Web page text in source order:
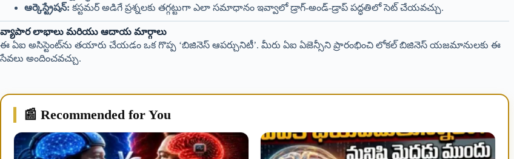
ఆర్కెస్ట్రేషన్: కస్టమర్ అడిగే ప్రశ్నలకు తగ్గట్టుగా ఎలా సమాధానం ఇవ్వాలో డ్రాగ్-అండ్-డ్రాప్ పద్ధతిలో సెట్ చేయవచ్చు.
వ్యాపార లాభాలు మరియు ఆదాయ మార్గాలు
ఈ ఏఐ అసిస్టెంట్‌ను తయారు చేయడం ఒక గొప్ప ‘బిజినెస్ ఆపర్చునిటీ’. మీరు ఏఐ ఏజెన్సీని ప్రారంభించి లోకల్ బిజినెస్ యజమానులకు ఈ
సేవలు అందించవచ్చు.
📰 Recommended for You